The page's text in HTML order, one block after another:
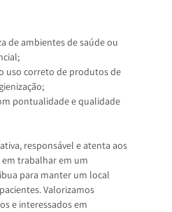
de ambientes de saúde ou
o uso correto de produtos de
com pontualidade e qualidade
responsável e atenta aos
trabalhar em um
para manter um local
Valorizamos
e interessados em